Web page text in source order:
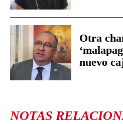
Otra
nuevo
NOTAS